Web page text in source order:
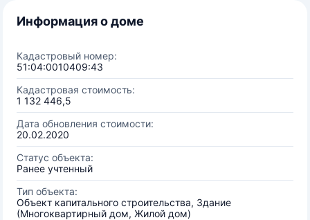
Информация о доме
Кадастровый номер:
51:04:0010409:43
Кадастровая стоимость:
1 132 446,5
Дата обновления стоимости:
20.02.2020
Статус объекта:
Ранее учтенный
Тип объекта:
Объект капитального строительства, Здание
(Многоквартирный дом, Жилой дом)